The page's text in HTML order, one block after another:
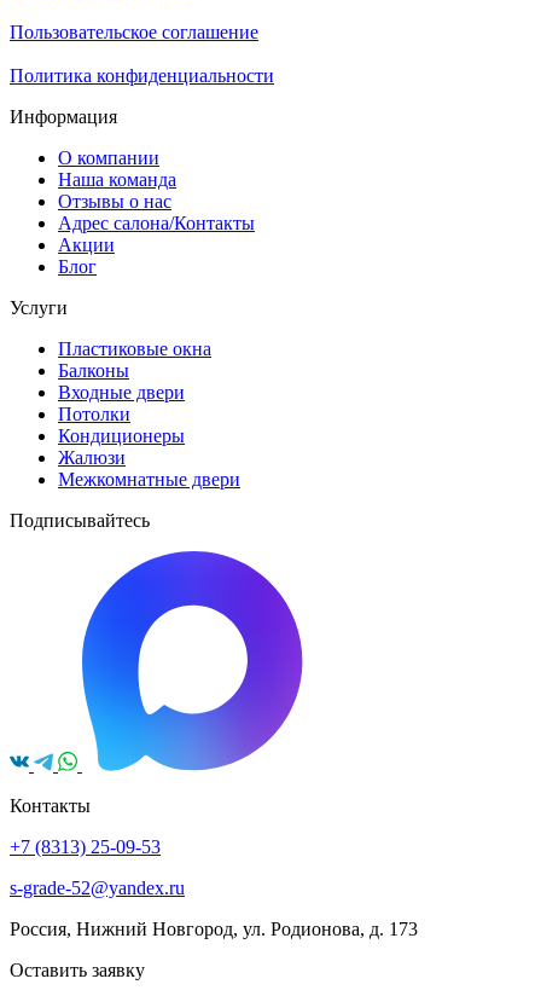
Пользовательское соглашение
Политика конфиденциальности
Информация
О компании
Наша команда
Отзывы о нас
Адрес салона/Контакты
Акции
Блог
Услуги
Пластиковые окна
Балконы
Входные двери
Потолки
Кондиционеры
Жалюзи
Межкомнатные двери
Подписывайтесь
Контакты
+7 (8313) 25-09-53
s-grade-52@yandex.ru
Россия, Нижний Новгород, ул. Родионова, д. 173
Оставить заявку